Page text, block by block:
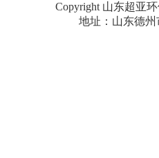
Copyright 山东超亚
地址：山东德